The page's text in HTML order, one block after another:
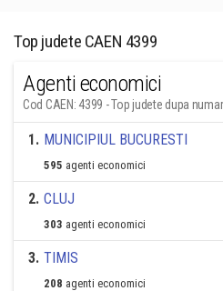
Top judete CAEN 4399
Agenti economici
Cod CAEN: 4399 - Top judete dupa
1. MUNICIPIUL BUCURESTI
595 agenti economici
2. CLUJ
303 agenti economici
3. TIMIS
208 agenti economici